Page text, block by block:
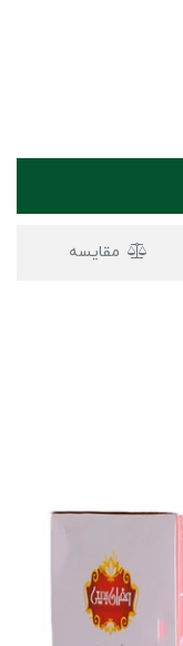
مقایسه